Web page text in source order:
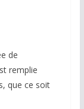
de
remplie
que ce soit